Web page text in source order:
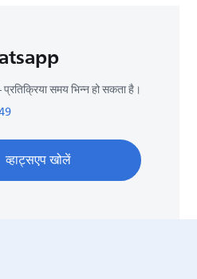
समय भिन्न हो सकता है।
व्हाट्सएप खोलें